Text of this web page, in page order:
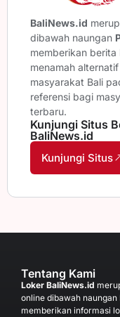
BaliNews.id
dibawah naungan
memberikan berita
menamah
masyarakat Bali
referensi bagi
terbaru.
Kunjungi Situs
BaliNews.id
Kunjungi Situs
Tentang Kami
Loker BaliNews.id
online dibawah naungan
memberikan informasi